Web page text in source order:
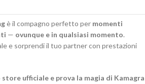
è il compagno perfetto per momenti
— ovunque e in qualsiasi momento.
e sorprendi il tuo partner con prestazioni
ufficiale e prova la magia di Kamagra